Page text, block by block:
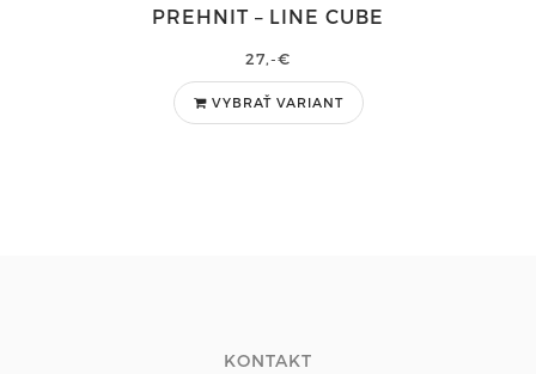
PREHNIT – LINE CUBE
27,-€
VYBRAŤ VARIANT
KONTAKT